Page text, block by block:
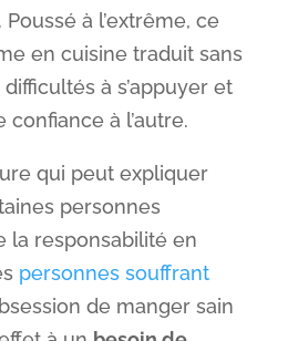
à l’extrême, ce
en cuisine traduit sans
à s’appuyer et
à l’autre.
qui peut expliquer
personnes
la responsabilité en
personnes souffrant
de manger sain